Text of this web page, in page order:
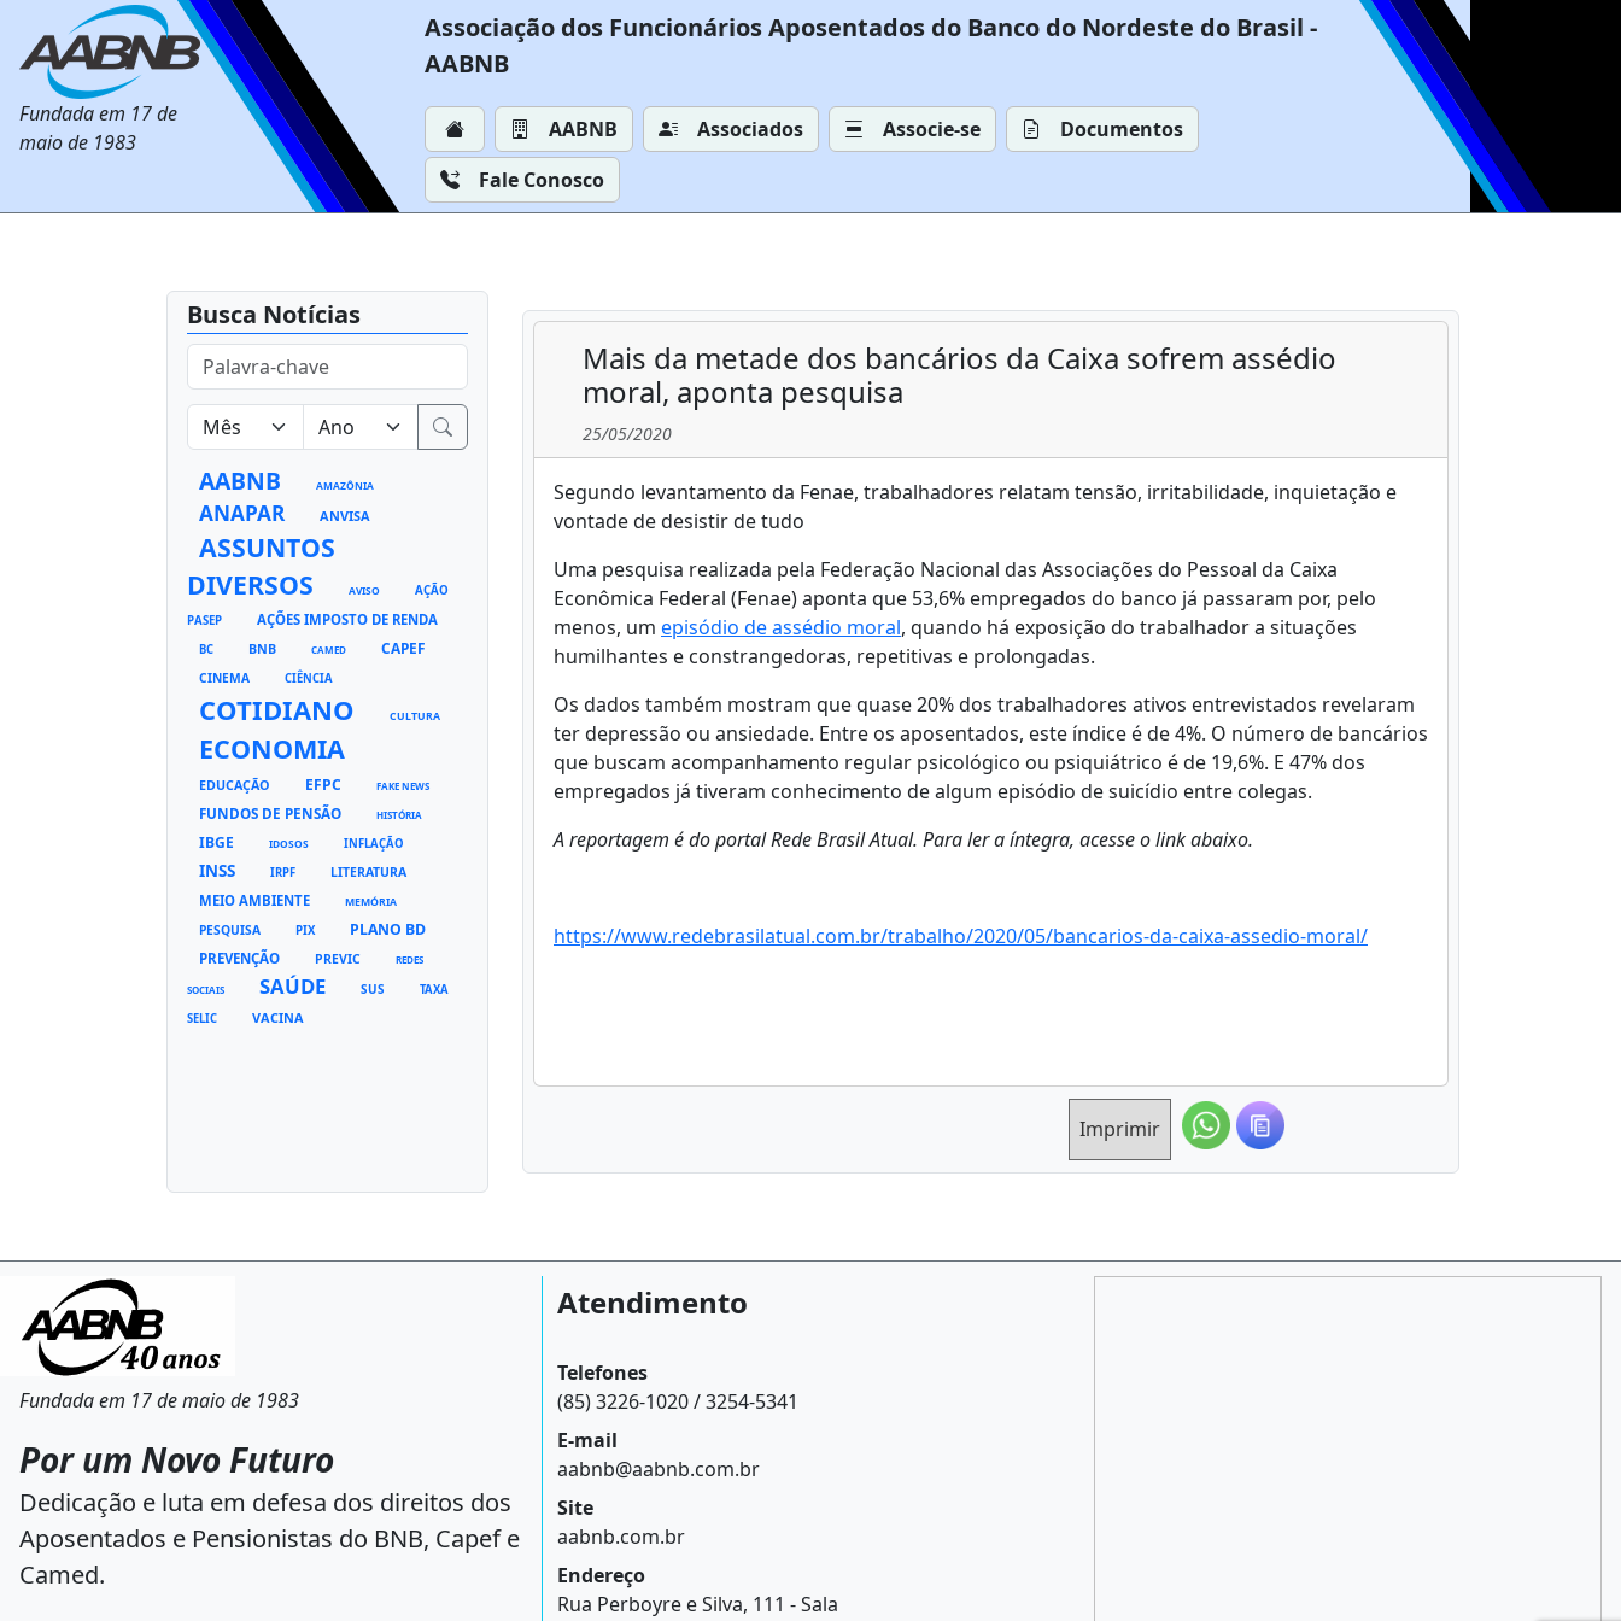
Fundada em 17 de
maio de 1983
Associação dos Funcionários Aposentados do Banco do Nordeste do Brasil -
AABNB
AABNB Associados Associe-se
Documentos
Fale Conosco
Busca Notícias
AABNB AMAZÔNIA
ANAPAR ANVISA
ASSUNTOS
DIVERSOS
AVISO
AÇÃO
PASEP
AÇÕES IMPOSTO DE RENDA
BC BNB CAMED CAPEF
CINEMA CIÊNCIA
COTIDIANO CULTURA
ECONOMIA
EDUCAÇÃO EFPC FAKE NEWS
FUNDOS DE PENSÃO HISTÓRIA
IBGE IDOSOS INFLAÇÃO
INSS IRPF LITERATURA
MEIO AMBIENTE MEMÓRIA
PESQUISA PIX PLANO BD
PREVENÇÃO PREVIC REDES
SOCIAIS SAÚDE SUS
TAXA
SELIC
VACINA
Mais da metade dos bancários da Caixa sofrem assédio
moral, aponta pesquisa
25/05/2020
Segundo levantamento da Fenae, trabalhadores relatam tensão, irritabilidade, inquietação e
vontade de desistir de tudo
Uma pesquisa realizada pela Federação Nacional das Associações do Pessoal da Caixa
Econômica Federal (Fenae) aponta que 53,6% empregados do banco já passaram por, pelo
menos, um episódio de assédio moral, quando há exposição do trabalhador a situações
humilhantes e constrangedoras, repetitivas e prolongadas.
Os dados também mostram que quase 20% dos trabalhadores ativos entrevistados revelaram
ter depressão ou ansiedade. Entre os aposentados, este índice é de 4%. O número de bancários
que buscam acompanhamento regular psicológico ou psiquiátrico é de 19,6%. E 47% dos
empregados já tiveram conhecimento de algum episódio de suicídio entre colegas.
A reportagem é do portal Rede Brasil Atual. Para ler a íntegra, acesse o link abaixo.
https://www.redebrasilatual.com.br/trabalho/2020/05/bancarios-da-caixa-assedio-moral/
Imprimir
Fundada em 17 de maio de 1983
Por um Novo Futuro
Dedicação e luta em defesa dos direitos dos
Aposentados e Pensionistas do BNB, Capef e
Camed.
Atendimento
Telefones
(85) 3226-1020 / 3254-5341
E-mail
aabnb@aabnb.com.br
Site
aabnb.com.br
Endereço
Rua Perboyre e Silva, 111 - Sala